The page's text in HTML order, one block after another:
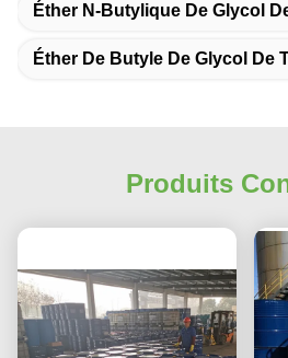
Éther N-Butylique De Glycol
Éther De Butyle De Glycol De
Produits